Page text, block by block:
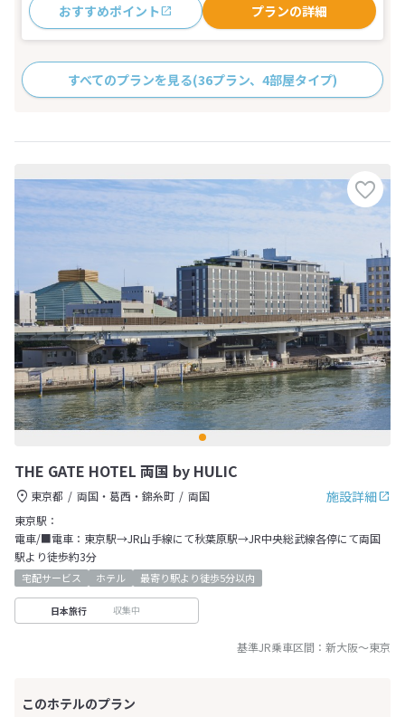
おすすめポイント プランの詳細
すべてのプランを見る(36プラン、4部屋タイプ)
THE GATE HOTEL 両国 by HULIC
施設詳細
東京都 両国・葛西・錦糸町
両国
東京駅：
電車/■電車：東京駅→JR山手線にて秋葉原駅→JR中央総武線各停にて両国
駅より徒歩約3分
宅配サービス ホテル 最寄り駅より徒歩5分以内
日本旅行 収集中
基準JR乗車区間： 新大阪～東京